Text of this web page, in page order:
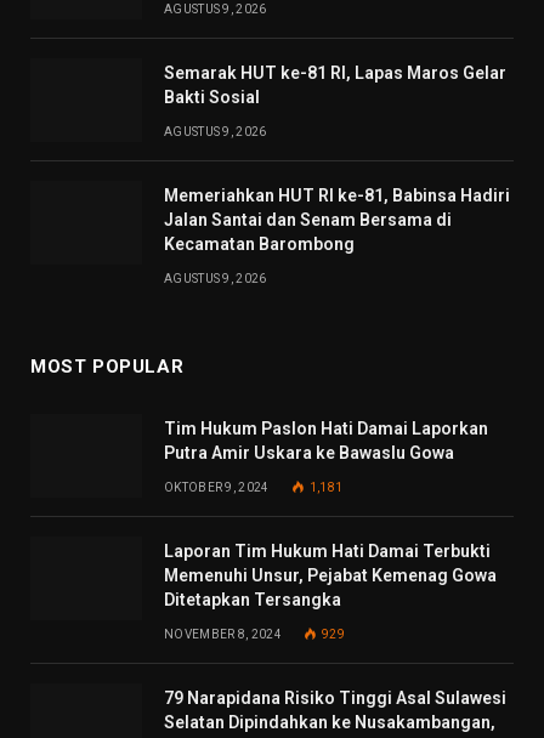
AGUSTUS 9, 2026
Semarak HUT ke-81 RI, Lapas Maros Gelar
Bakti Sosial
AGUSTUS 9, 2026
Memeriahkan HUT RI ke-81, Babinsa Hadiri
Jalan Santai dan Senam Bersama di
Kecamatan Barombong
AGUSTUS 9, 2026
MOST POPULAR
Tim Hukum Paslon Hati Damai Laporkan
Putra Amir Uskara ke Bawaslu Gowa
OKTOBER 9, 2024 1,181
Laporan Tim Hukum Hati Damai Terbukti
Memenuhi Unsur, Pejabat Kemenag Gowa
Ditetapkan Tersangka
NOVEMBER 8, 2024 929
79 Narapidana Risiko Tinggi Asal Sulawesi
Selatan Dipindahkan ke Nusakambangan,